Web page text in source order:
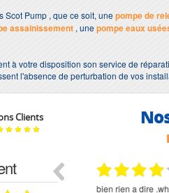
Scot Pump , que ce soit, unepompe de
assainissement , unepompe eaux
à votre disposition son service de
l'absence de perturbation de vos
Clients
07.07.2026
RAS